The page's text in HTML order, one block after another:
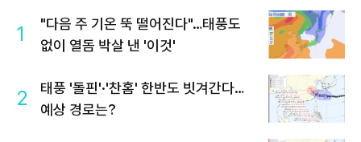
1
"다음 주 기온 뚝 떨어진다"…태풍도
없이 열돔 박살 낸 '이것'
2
태풍 '돌핀'·'찬홈' 한반도 빗겨간다…
예상 경로는?